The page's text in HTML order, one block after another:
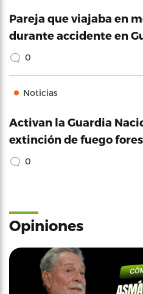
Pareja que viajaba en
durante accidente en
0
Noticias
Activan la Guardia
extinción de fuego
0
Opiniones